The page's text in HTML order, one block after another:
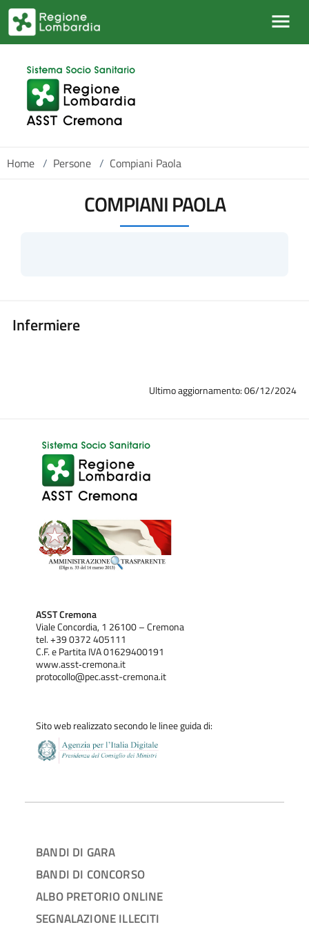
Salta al contenuto principale
Home / Persone / Compiani Paola
COMPIANI PAOLA
Infermiere
Ultimo aggiornamento: 06/12/2024
ASST Cremona
Viale Concordia, 1 26100 – Cremona
tel. +39 0372 405111
C.F. e Partita IVA 01629400191
www.asst‐cremona.it
protocollo@pec.asst-cremona.it
Sito web realizzato secondo le linee guida di:
BANDI DI GARA
BANDI DI CONCORSO
ALBO PRETORIO ONLINE
SEGNALAZIONE ILLECITI